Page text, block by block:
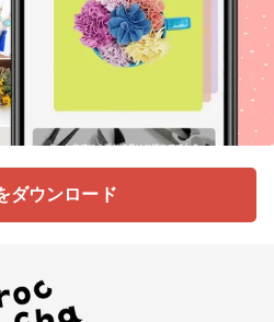
ダウンロード